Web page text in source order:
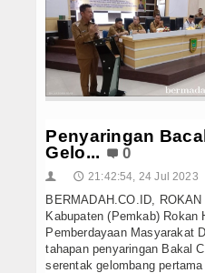
Penyaringan
Gelo...
0
👤 🕔 21:42:54, 24 Jul 2023
BERMADAH.CO.ID,
Kabupaten (Pemkab) Rokan
Pemberdayaan Masyarakat
tahapan penyaringan Bakal
serentak gelombang pertama